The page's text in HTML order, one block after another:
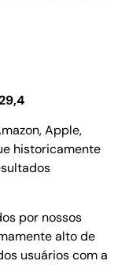
Apple,
historicamente
por nossos
alto de
usuários com a